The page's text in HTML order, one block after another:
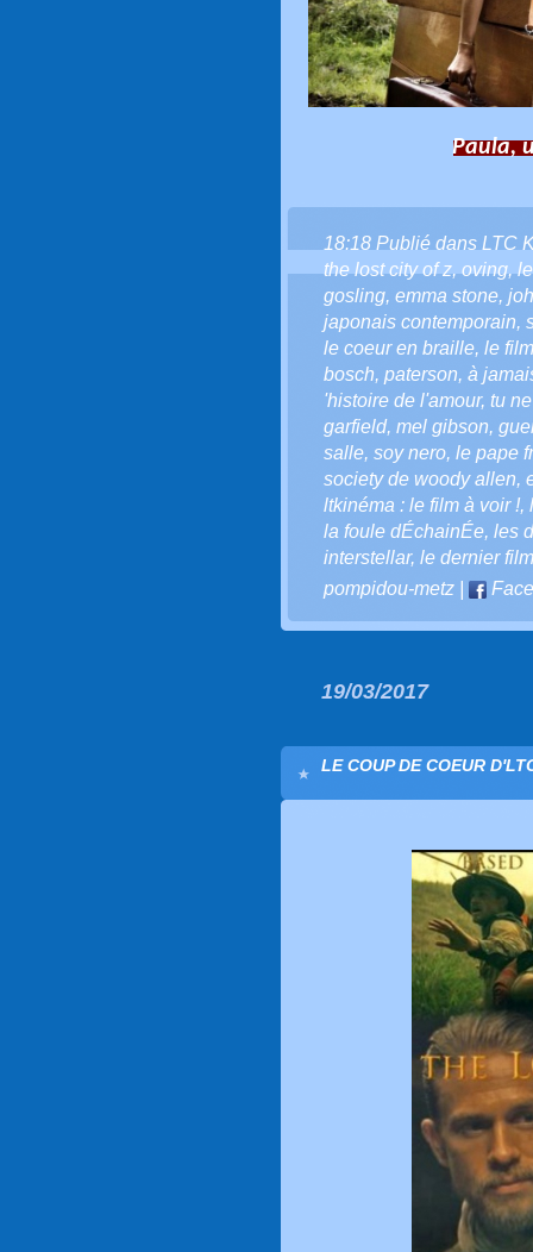
Paula,
18:18 Publié dans LTC
the lost city of z,oving,
gosling, emma stone,
japonais contemporain,
le coeur en braille, le
bosch, paterson, à
'histoire de l'amour, tu
garfield, mel gibson,
salle, soy nero, le pape
society de woody allen,
ltkinéma : le film à voir !,
la foule dÉchainÉe, les
interstellar, le dernier film
pompidou-metz
19/03/2017
LE COUP DE COEUR